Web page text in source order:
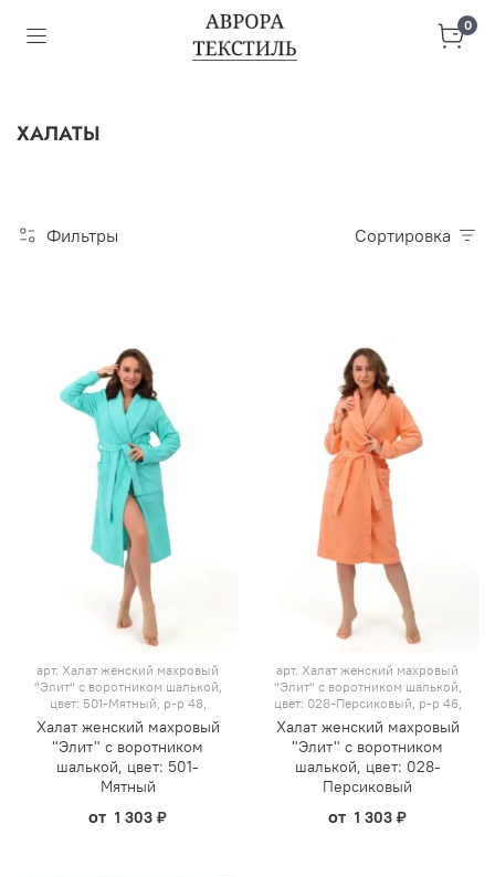
0
ХАЛАТЫ
Фильтры Сортировка
арт. Халат женский махровый
"Элит" с воротником шалькой,
цвет: 501-Мятный, р-р 48,
Халат женский махровый
"Элит" с воротником
шалькой, цвет: 501-
Мятный
от 1 303 ₽
арт. Халат женский махровый
"Элит" с воротником шалькой,
цвет: 028-Персиковый, р-р 46,
Халат женский махровый
"Элит" с воротником
шалькой, цвет: 028-
Персиковый
от 1 303 ₽